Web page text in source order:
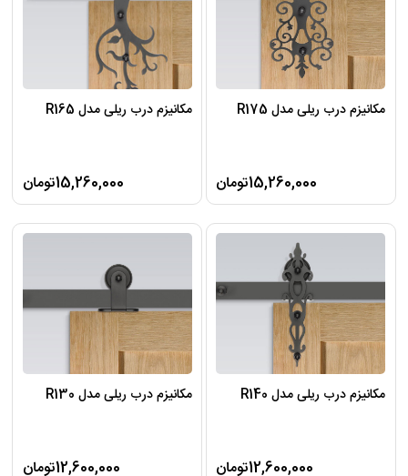
مکانیزم درب ریلی مدل R175
15,260,000تومان
مکانیزم درب ریلی مدل R165
15,260,000تومان
مکانیزم درب ریلی مدل R140
12,600,000تومان
مکانیزم درب ریلی مدل R130
12,600,000تومان